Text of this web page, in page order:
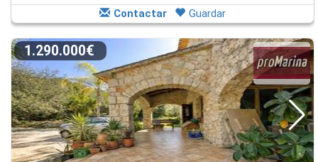
Contactar Guardar
1.290.000€